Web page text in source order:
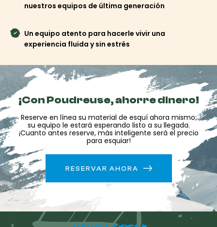
nuestros equipos de última generación
Un equipo atento para hacerle vivir una
experiencia fluida y sin estrés
¡Con Poudreuse, ahorre dinero!
Reserve en línea su material de esquí ahora mismo;
su equipo le estará esperando listo a su llegada.
¡Cuanto antes reserve, más inteligente será el precio
para esquiar!
RESERVAR AHORA